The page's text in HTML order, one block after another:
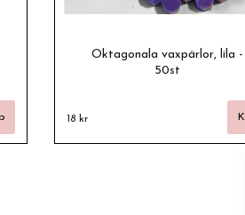
Oktagonala vaxpärlor, lila -
50st
18 kr